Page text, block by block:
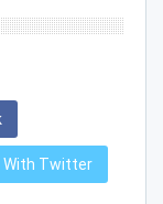
With Twitter